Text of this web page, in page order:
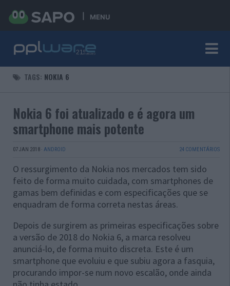
MENU
TAGS: NOKIA 6
Nokia 6 foi atualizado e é agora um
smartphone mais potente
07 JAN 2018 · ANDROID 24 COMENTÁRIOS
O ressurgimento da Nokia nos mercados tem sido
feito de forma muito cuidada, com smartphones de
gamas bem definidas e com especificações que se
enquadram de forma correta nestas áreas.
Depois de surgirem as primeiras especificações sobre
a versão de 2018 do Nokia 6, a marca resolveu
anunciá-lo, de forma muito discreta. Este é um
smartphone que evoluiu e que subiu agora a fasquia,
procurando impor-se num novo escalão, onde ainda